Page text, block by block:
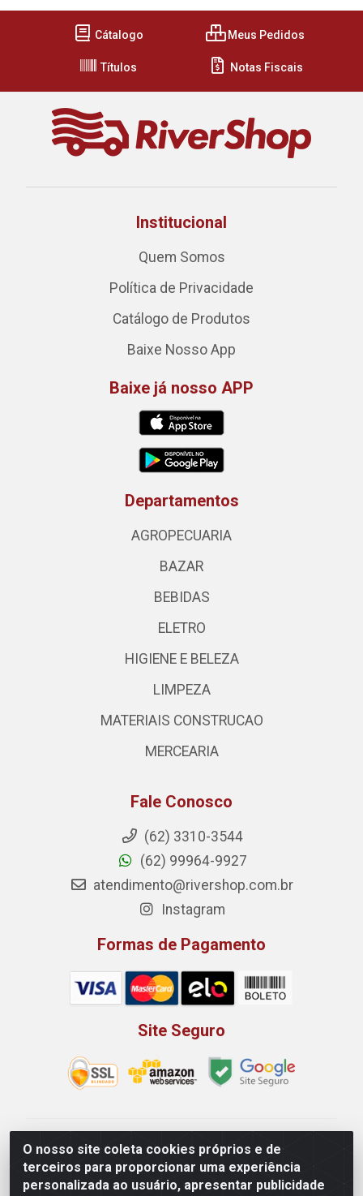
O nosso site coleta cookies próprios e de
terceiros para proporcionar uma experiência
personalizada ao usuário, apresentar publicidade
Cátalogo Meus Pedidos
Títulos Notas Fiscais
Institucional
Quem Somos
Política de Privacidade
Catálogo de Produtos
Baixe Nosso App
Baixe já nosso APP
Departamentos
AGROPECUARIA
BAZAR
BEBIDAS
ELETRO
HIGIENE E BELEZA
LIMPEZA
MATERIAIS CONSTRUCAO
MERCEARIA
Fale Conosco
(62) 3310-3544
(62) 99964-9927
atendimento@rivershop.com.br
Instagram
Formas de Pagamento
Site Seguro
Rio Vermelho Distribuição de Alimentos LTDA - Rodovia
BR, 153, KM 52 N 00 QD 00 LT 16 - Bairro Jardim
Eldorado, Anápolis/GO - CEP 75.045-190 - CNPJ